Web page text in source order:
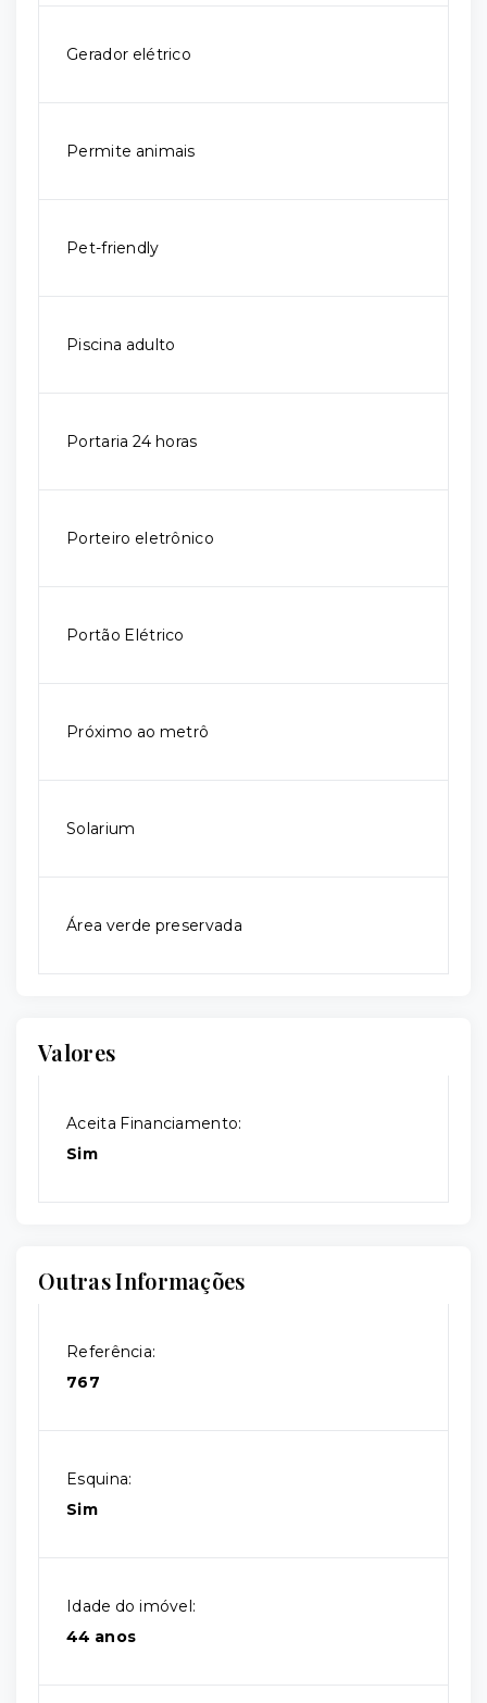
Gerador elétrico
Permite animais
Pet-friendly
Piscina adulto
Portaria 24 horas
Porteiro eletrônico
Portão Elétrico
Próximo ao metrô
Solarium
Área verde preservada
Valores
Aceita Financiamento:
Sim
Outras Informações
Referência:
767
Esquina:
Sim
Idade do imóvel:
44 anos